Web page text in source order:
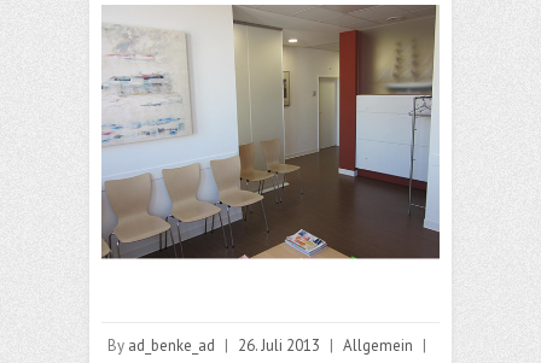
By ad_benke_ad | 26. Juli 2013 | Allgemein |